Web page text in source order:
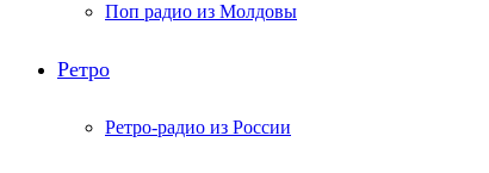
Поп радио из Молдовы
Ретро
Ретро-радио из России